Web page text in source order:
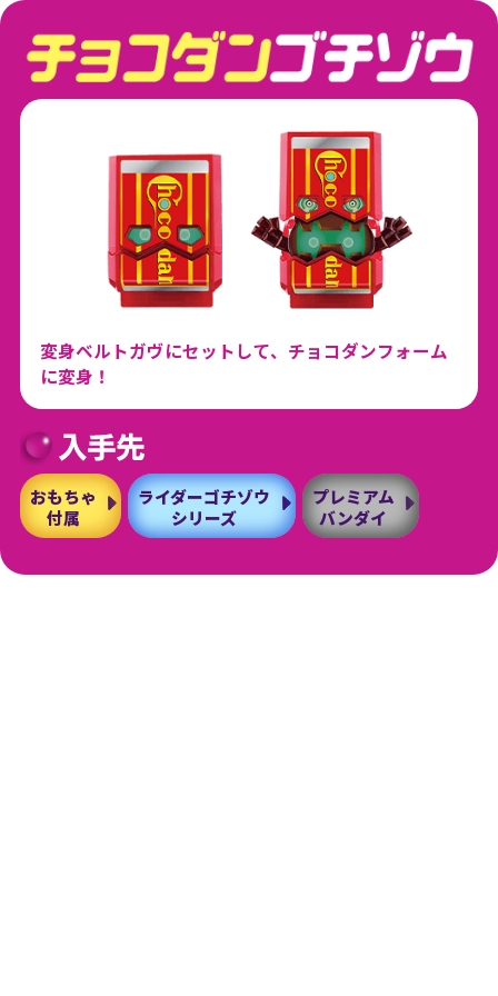
変身ベルトガヴにセットして、チョコダンフォーム
に変身！
おもちゃ
付属
ライダーゴチゾウ
シリーズ
プレミアム
バンダイ